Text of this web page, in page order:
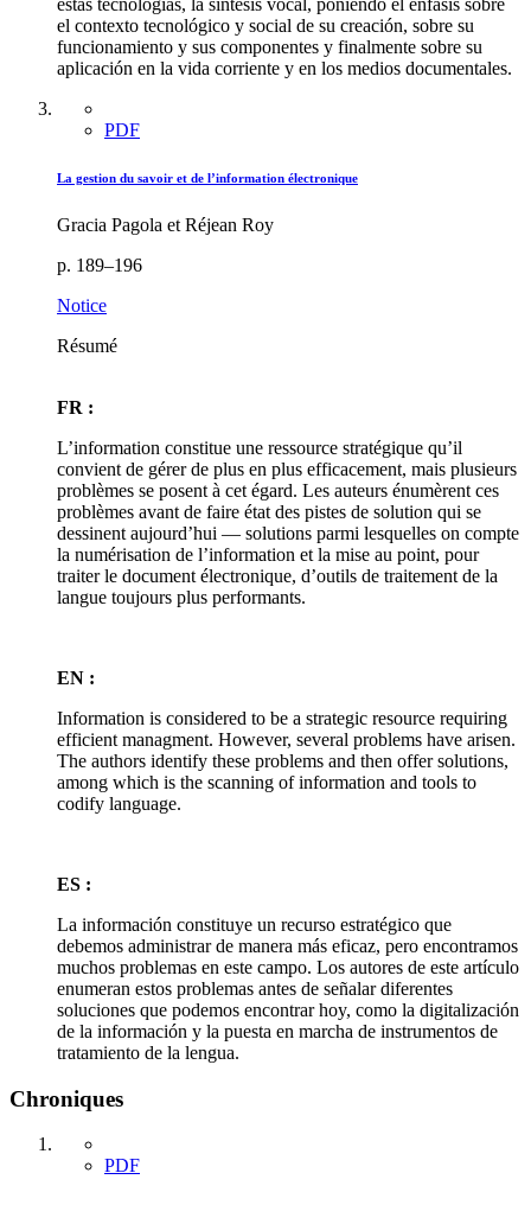
estas tecnologías, la síntesis vocal, poniendo el énfasis sobre
el contexto tecnológico y social de su creación, sobre su
funcionamiento y sus componentes y finalmente sobre su
aplicación en la vida corriente y en los medios documentales.
PDF
La gestion du savoir et de l’information électronique
Gracia Pagola et Réjean Roy
p. 189–196
Notice
Résumé
FR :
L’information constitue une ressource stratégique qu’il
convient de gérer de plus en plus efficacement, mais plusieurs
problèmes se posent à cet égard. Les auteurs énumèrent ces
problèmes avant de faire état des pistes de solution qui se
dessinent aujourd’hui — solutions parmi lesquelles on compte
la numérisation de l’information et la mise au point, pour
traiter le document électronique, d’outils de traitement de la
langue toujours plus performants.
EN :
Information is considered to be a strategic resource requiring
efficient managment. However, several problems have arisen.
The authors identify these problems and then offer solutions,
among which is the scanning of information and tools to
codify language.
ES :
La información constituye un recurso estratégico que
debemos administrar de manera más eficaz, pero encontramos
muchos problemas en este campo. Los autores de este artículo
enumeran estos problemas antes de señalar diferentes
soluciones que podemos encontrar hoy, como la digitalización
de la información y la puesta en marcha de instrumentos de
tratamiento de la lengua.
Chroniques
PDF